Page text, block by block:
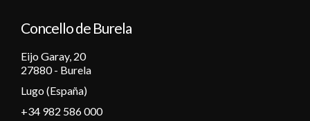
Concello de Burela
Eijo Garay, 20
27880 - Burela
Lugo (España)
+34 982 586 000